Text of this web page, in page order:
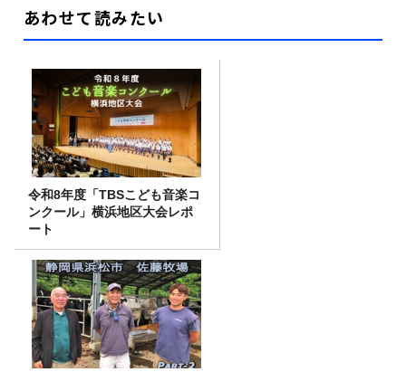
あわせて読みたい
令和8年度「TBSこども音楽コ
ンクール」横浜地区大会レポ
ート